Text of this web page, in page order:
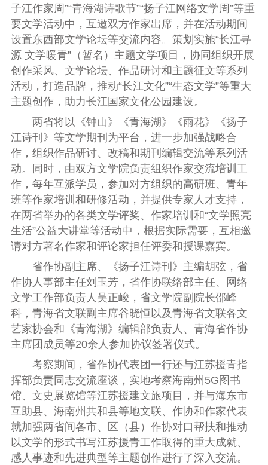
子江作家周”“青海湖诗歌节”“扬子江网络文学周”等重
要文学活动中 ， 互邀双方作家出席， 并在活动期间
设置东西部文学论坛等交流内容。 策划实施“长江寻
源 文学暖青”（暂名 ） 主题文学项目 ， 协同组织开展
创作采风、 文学论坛、 作品研讨和主题征文等系列
活动 ， 打造品牌 ， 推动“长江文化”“生态文学”等重大
主题创作， 助力长江国家文化公园建设。
两省将以 《钟山》《青海湖》《雨花》《扬子
江诗刊 》 等文学期刊为平台 ， 进一步加强战略合
作， 组织作品研讨、 改稿和期刊编辑交流等系列活
动。 同时， 由双方文学院负责组织作家交流培训工
作， 每年互派学员 ， 参加对方组织的高研班、 青年
班等作家培训和研修活动 ， 并提供专家人才支持，
在两省举办的各类文学评奖、 作家培训和“文学照亮
生活”公益大讲堂等活动中 ， 根据实际需要， 互相邀
请对方著名作家和评论家担任评委和授课嘉宾。
省作协副主席、《扬子江诗刊 》 主编胡弦， 省
作协人事部主任刘玉芳， 省作协联络部主任、
网络
文学工作部负责人吴正峻 ， 省文学院副院长邵峰
科， 青海省文联副主席谷晓恒以及青海省文联各文
艺家协会和 《青海湖》 编辑部负责人 、 青海省作协
主席团成员等20余人参加协议签署仪式。
考察期间 ， 省作协代表团一行还与江苏援青指
挥部负责同志交流座谈 ， 实地考察海南州 5G图书
馆、 文史展览馆等江苏援建文旅项目 ， 并与海东市
互助县、 海南州共和县等地文联、 作协和作家代表
就加强两省间各市、 区 （县） 作协对口帮扶和推动
以文学的形式书写江苏援青工作取得的重大成就、
感人事迹和先进典型等主题创作进行了深入交流。